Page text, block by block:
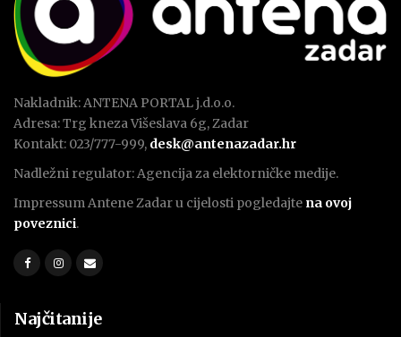
Nakladnik: ANTENA PORTAL j.d.o.o.
Adresa: Trg kneza Višeslava 6g, Zadar
Kontakt: 023/777-999, desk@antenazadar.hr
Nadležni regulator: Agencija za elektorničke medije.
Impressum Antene Zadar u cijelosti pogledajte na ovoj
poveznici.
Najčitanije